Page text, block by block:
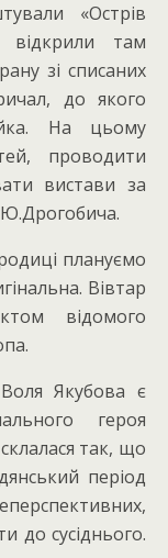
«Острів
відкрили там
зі списаних
до якого
На цьому
проводити
вистави за
Ю.Дрогобича.
плануємо
Вівтар
відомого
Якубова є
героя
так, що
період
до сусіднього.